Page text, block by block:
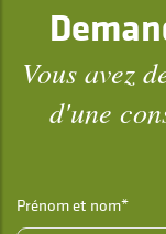
Vous avez
d'une
Prénom et nom*